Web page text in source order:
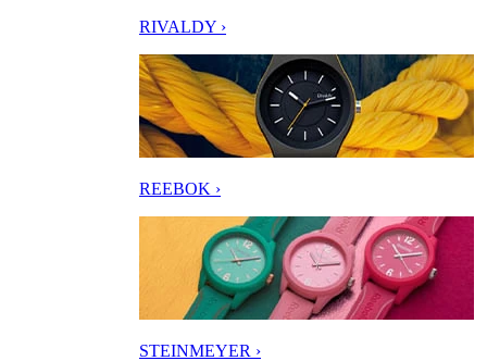
RIVALDY ›
REEBOK ›
STEINMEYER ›